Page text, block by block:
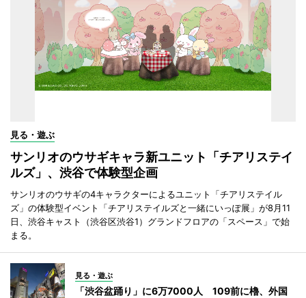
見る・遊ぶ
サンリオのウサギキャラ新ユニット「チアリステイ
ルズ」、渋谷で体験型企画
サンリオのウサギの4キャラクターによるユニット「チアリステイル
ズ」の体験型イベント「チアリステイルズと一緒にいっぽ展」が8月11
日、渋谷キャスト（渋谷区渋谷1）グランドフロアの「スペース」で始
まる。
見る・遊ぶ
「渋谷盆踊り」に6万7000人 109前に櫓、外国